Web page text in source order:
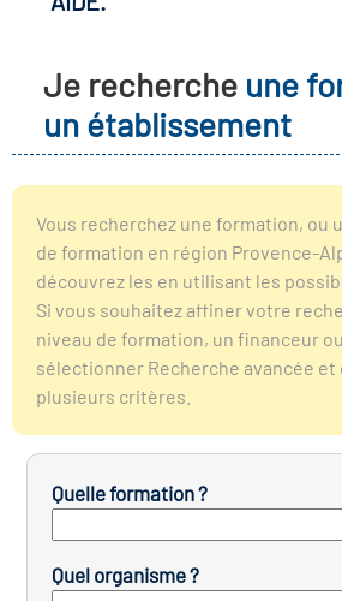
les métiers
clés métiers et
lieu d'information ou
des métiers en
des transitions
Solidaire (ESS)
du secteur sanitaire
de l'Industrie
emploi-formation
Je recherche une
un établissement
Vous recherchez une formation, ou
de formation en région Provence-
découvrez les en utilisant les
Si vous souhaitez affiner votre
niveau de formation, un financeur
sélectionner Recherche avancée et
plusieurs critères.
Quelle formation ?
Quel organisme ?